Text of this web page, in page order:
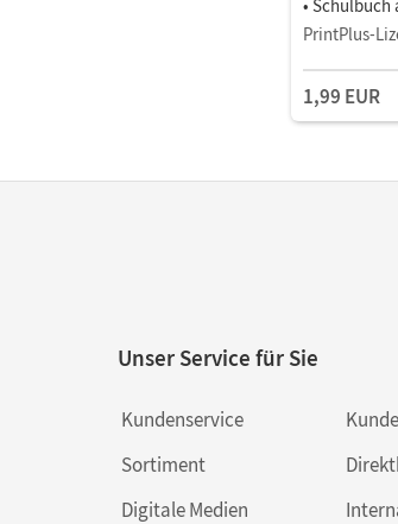
• Schulbuch
PrintPlus-
1,99 EUR
Unser Service für Sie
Kundenservice
Sortiment
Digitale Medien